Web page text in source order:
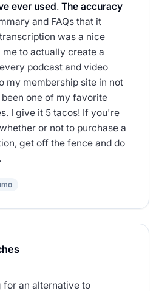
ever used. The accuracy
and FAQs that it
was a nice
to actually create a
podcast and video
my membership site in not
one of my favorite
I give it 5 tacos! If you're
or not to purchase a
get off the fence and do
for an alternative to